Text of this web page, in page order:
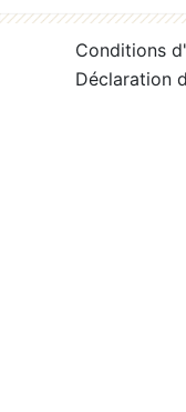
Conditions
Déclaration